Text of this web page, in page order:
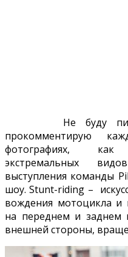
Не буду писать
прокомментирую
фотографиях,
экстремальных
выступления команды
шоу. Stunt-riding –
вождения мотоцикла и
на переднем и заднем
внешней стороны,